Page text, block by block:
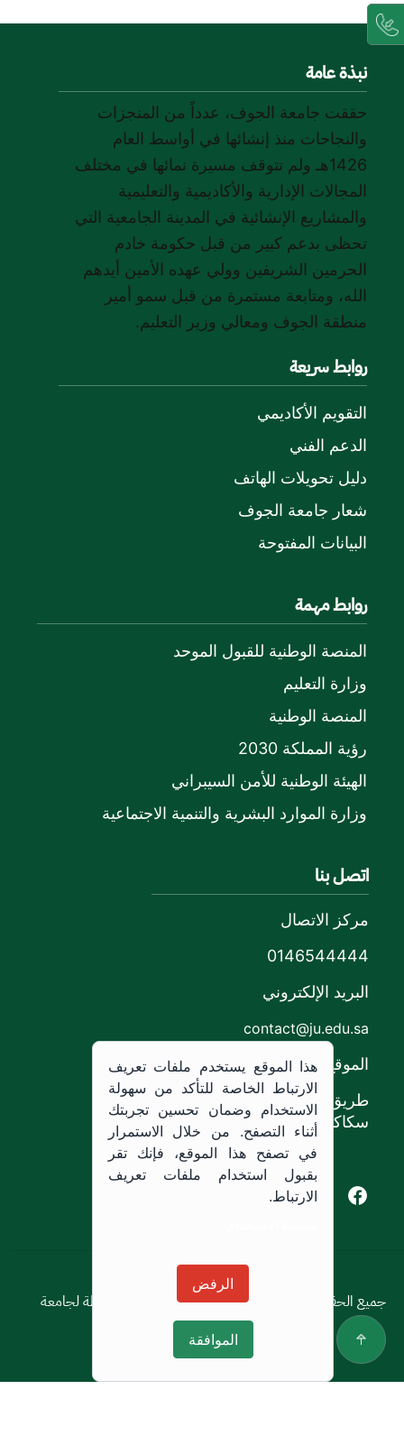
نبذة عامة
حققت جامعة الجوف، عدداً من المنجزات
والنجاحات منذ إنشائها في أواسط العام
1426هـ ولم تتوقف مسيرة نمائها في مختلف
المجالات الإدارية والأكاديمية والتعليمية
والمشاريع الإنشائية في المدينة الجامعية التي
تحظى بدعم كبير من قبل حكومة خادم
الحرمين الشريفين وولي عهده الأمين أيدهم
الله، ومتابعة مستمرة من قبل سمو أمير
منطقة الجوف ومعالي وزير التعليم.
روابط سريعة
التقويم الأكاديمي
الدعم الفني
دليل تحويلات الهاتف
شعار جامعة الجوف
البيانات المفتوحة
روابط مهمة
المنصة الوطنية للقبول الموحد
وزارة التعليم
المنصة الوطنية
رؤية المملكة 2030
الهيئة الوطنية للأمن السيبراني
وزارة الموارد البشرية والتنمية الاجتماعية
اتصل بنا
مركز الاتصال
0146544444
البريد الإلكتروني
contact@ju.edu.sa
الموقع
طريق الملك خالد،
سكاكا, المملكة العربية السعودية.
Facebook of Jouf University
X of Jouf University
سياسة الاستخدام
جميع الحقوق محفوظة © 2026 جميع الحقوق محفوظة لجامعة
الجوف
هذا الموقع يستخدم ملفات تعريف
الارتباط الخاصة للتأكد من سهولة
الاستخدام وضمان تحسين تجربتك
أثناء التصفح. من خلال الاستمرار
في تصفح هذا الموقع، فإنك تقر
بقبول استخدام ملفات تعريف
الارتباط.
الرفض
الموافقة